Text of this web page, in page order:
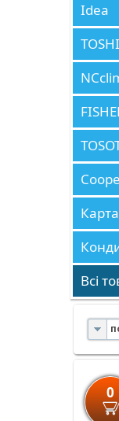
Idea
Всі
0